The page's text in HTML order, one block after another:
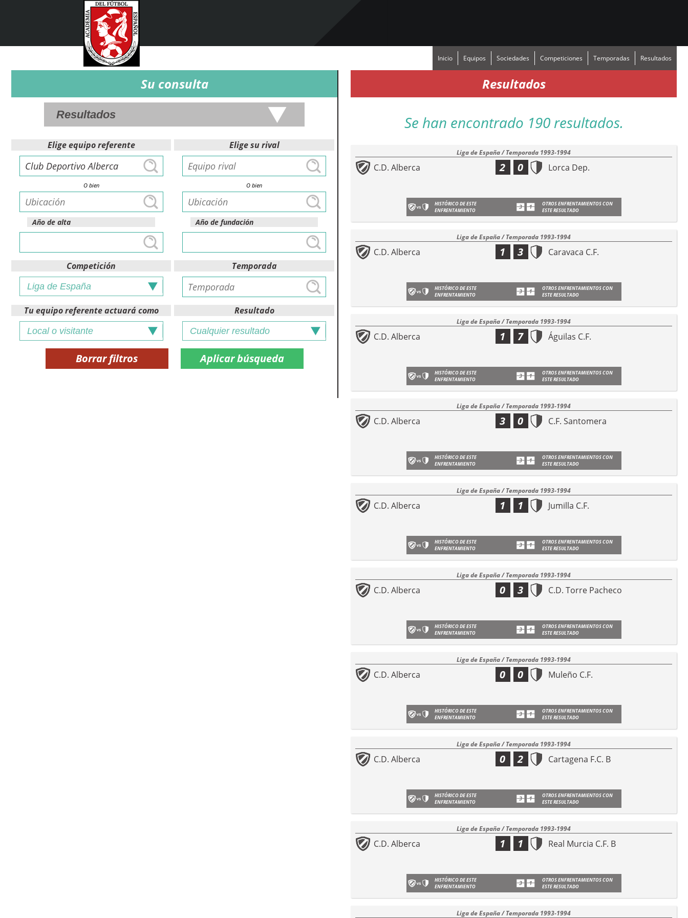
Inicio Equipos Sociedades Competiciones Temporadas Resultados
Su consulta
Elige equipo referente
O bien
Año de alta
Elige su rival
O bien
Año de fundación
Competición Temporada
Tu equipo referente actuará como Resultado
Borrar filtros
Resultados
Se han encontrado 190 resultados.
Liga de España / Temporada 1993-1994
C.D. Alberca 2 Lorca Dep.
0
HISTÓRICO DE ESTE
ENFRENTAMIENTO
OTROS ENFRENTAMIENTOS CON
ESTE RESULTADO
Liga de España / Temporada 1993-1994
C.D. Alberca 1 Caravaca C.F.
3
HISTÓRICO DE ESTE
ENFRENTAMIENTO
OTROS ENFRENTAMIENTOS CON
ESTE RESULTADO
Liga de España / Temporada 1993-1994
C.D. Alberca 1 Águilas C.F.
7
HISTÓRICO DE ESTE
ENFRENTAMIENTO
OTROS ENFRENTAMIENTOS CON
ESTE RESULTADO
Liga de España / Temporada 1993-1994
C.D. Alberca 3 C.F. Santomera
0
HISTÓRICO DE ESTE
ENFRENTAMIENTO
OTROS ENFRENTAMIENTOS CON
ESTE RESULTADO
Liga de España / Temporada 1993-1994
C.D. Alberca 1 Jumilla C.F.
1
HISTÓRICO DE ESTE
ENFRENTAMIENTO
OTROS ENFRENTAMIENTOS CON
ESTE RESULTADO
Liga de España / Temporada 1993-1994
C.D. Alberca 0 C.D. Torre Pacheco
3
HISTÓRICO DE ESTE
ENFRENTAMIENTO
OTROS ENFRENTAMIENTOS CON
ESTE RESULTADO
Liga de España / Temporada 1993-1994
C.D. Alberca 0 Muleño C.F.
0
HISTÓRICO DE ESTE
ENFRENTAMIENTO
OTROS ENFRENTAMIENTOS CON
ESTE RESULTADO
Liga de España / Temporada 1993-1994
C.D. Alberca 0 Cartagena F.C. B
2
HISTÓRICO DE ESTE
ENFRENTAMIENTO
OTROS ENFRENTAMIENTOS CON
ESTE RESULTADO
Liga de España / Temporada 1993-1994
C.D. Alberca 1 Real Murcia C.F. B
1
HISTÓRICO DE ESTE
ENFRENTAMIENTO
OTROS ENFRENTAMIENTOS CON
ESTE RESULTADO
Liga de España / Temporada 1993-1994